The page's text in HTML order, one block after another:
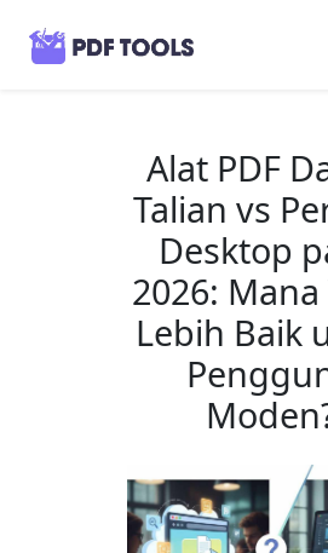
Alat PDF
Talian vs
Desktop
2026: Mana
Lebih Baik